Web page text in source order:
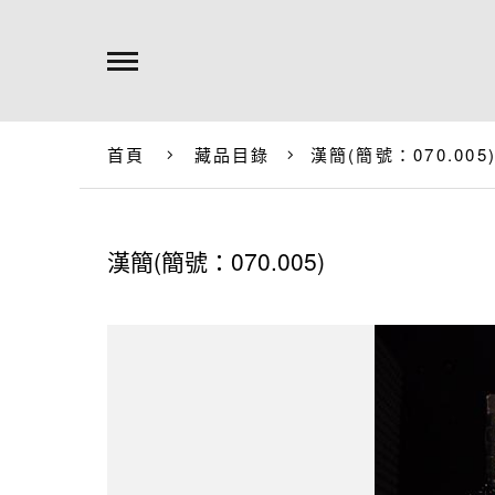
首頁 藏品目錄 漢簡(簡號：070.005)
漢簡(簡號：070.005)